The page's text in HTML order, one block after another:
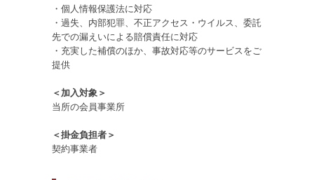
・個人情報保護法に対応
・過失、内部犯罪、不正アクセス・ウイルス、委託
先での漏えいによる賠償責任に対応
・充実した補償のほか、事故対応等のサービスをご
提供
＜加入対象＞
当所の会員事業所
＜掛金負担者＞
契約事業者